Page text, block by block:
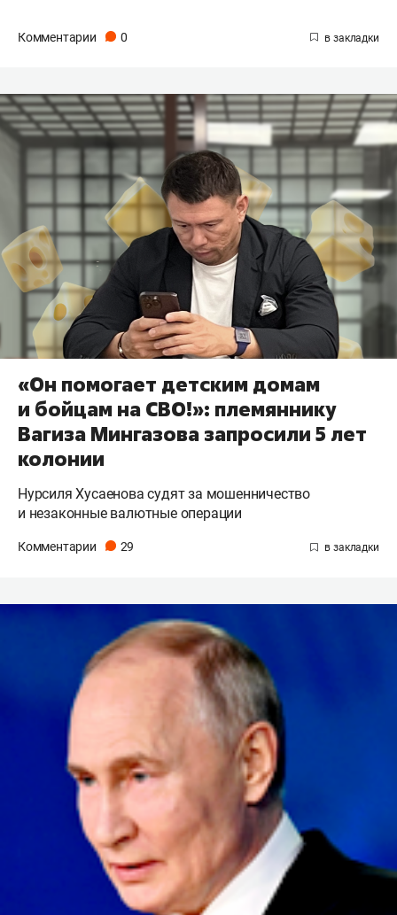
Комментарии 0
«Он помогает детским домам
и бойцам на СВО!»: племяннику
Вагиза Мингазова запросили 5 лет
колонии
Нурсиля Хусаенова судят за мошенничество
и незаконные валютные операции
Комментарии 29